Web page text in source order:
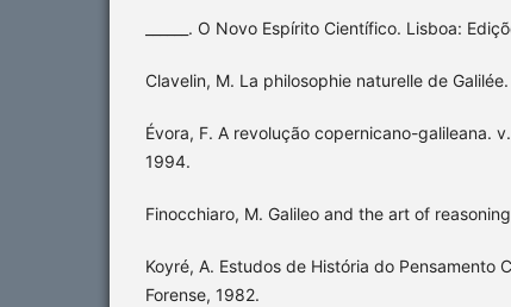
______. O Novo Espírito Científico. Lisboa:
Clavelin, M. La philosophie naturelle de
Évora, F. A revolução copernicano-galileana.
1994.
Finocchiaro, M. Galileo and the art of
Koyré, A. Estudos de História do Pensamento
Forense, 1982.